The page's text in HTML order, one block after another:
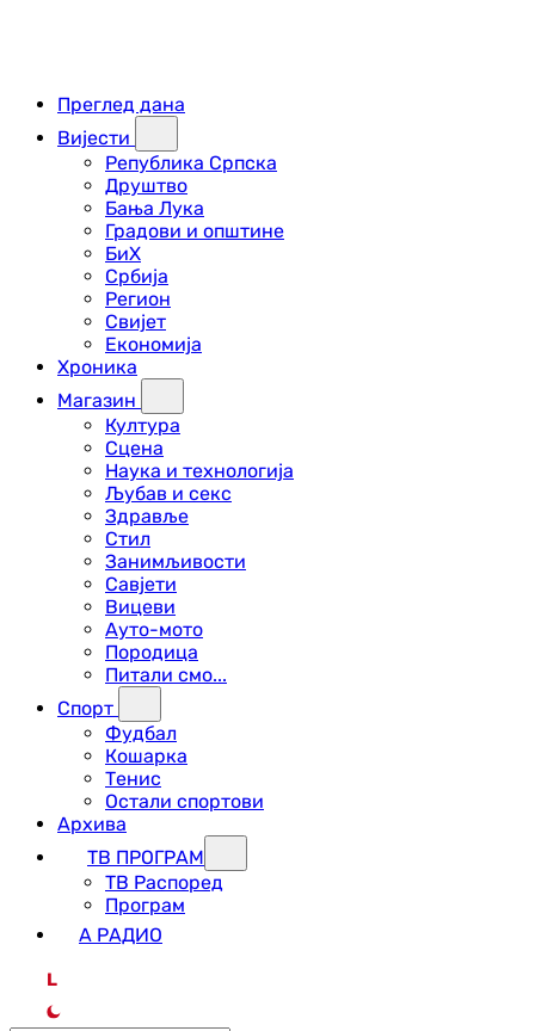
Преглед дана
Вијести
Република Српска
Друштво
Бања Лука
Градови и општине
БиХ
Србија
Регион
Свијет
Економија
Хроника
Магазин
Култура
Сцена
Наука и технологија
Љубав и секс
Здравље
Стил
Занимљивости
Савјети
Вицеви
Ауто-мото
Породица
Питали смо...
Спорт
Фудбал
Кошарка
Тенис
Остали спортови
Архива
ТВ ПРОГРАМ
ТВ Распоред
Програм
А РАДИО
L